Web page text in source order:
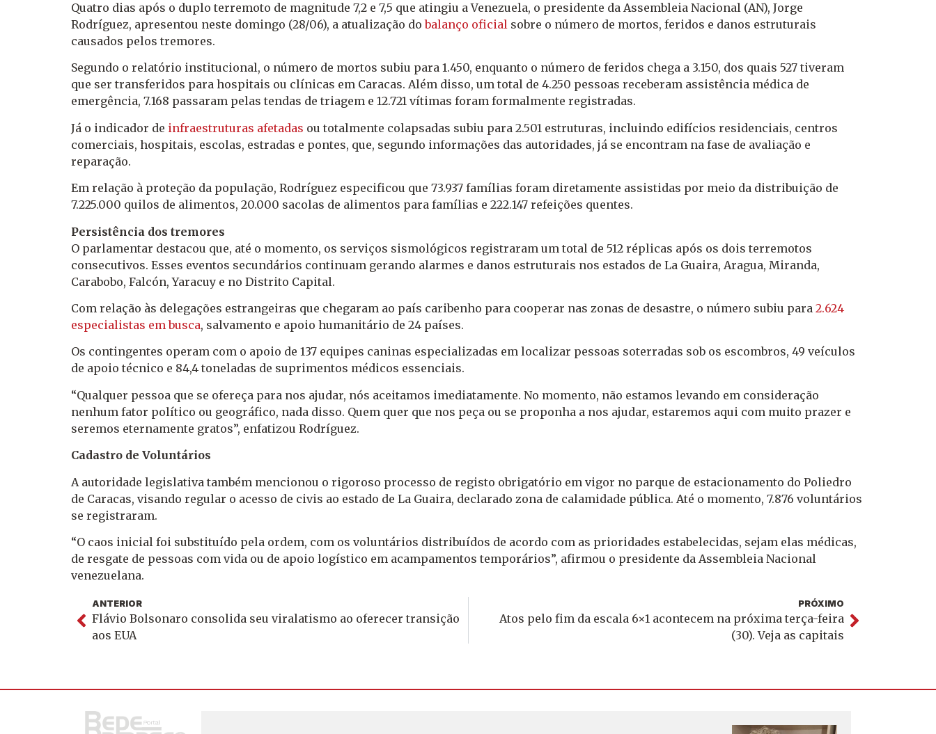
Quatro dias após o duplo terremoto de magnitude 7,2 e 7,5 que atingiu a Venezuela, o presidente da Assembleia Nacional (AN), Jorge
Rodríguez, apresentou neste domingo (28/06), a atualização dobalanço oficial sobre o número de mortos, feridos e danos estruturais
causados ​​pelos tremores.
Segundo o relatório institucional, o número de mortos subiu para 1.450, enquanto o número de feridos chega a 3.150, dos quais 527 tiveram
que ser transferidos para hospitais ou clínicas em Caracas. Além disso, um total de 4.250 pessoas receberam assistência médica de
emergência, 7.168 passaram pelas tendas de triagem e 12.721 vítimas foram formalmente registradas.
Já o indicador de infraestruturas afetadas ou totalmente colapsadas subiu para 2.501 estruturas, incluindo edifícios residenciais, centros
comerciais, hospitais, escolas, estradas e pontes, que, segundo informações das autoridades, já se encontram na fase de avaliação e
reparação.
Em relação à proteção da população, Rodríguez especificou que 73.937 famílias foram diretamente assistidas por meio da distribuição de
7.225.000 quilos de alimentos, 20.000 sacolas de alimentos para famílias e 222.147 refeições quentes.
Persistência dos tremores
O parlamentar destacou que, até o momento, os serviços sismológicos registraram um total de 512 réplicas após os dois terremotos
consecutivos. Esses eventos secundários continuam gerando alarmes e danos estruturais nos estados de La Guaira, Aragua, Miranda,
Carabobo, Falcón, Yaracuy e no Distrito Capital.
Com relação às delegações estrangeiras que chegaram ao país caribenho para cooperar nas zonas de desastre, o número subiu para 2.624
especialistas em busca, salvamento e apoio humanitário de 24 países.
Os contingentes operam com o apoio de 137 equipes caninas especializadas em localizar pessoas soterradas sob os escombros, 49 veículos
de apoio técnico e 84,4 toneladas de suprimentos médicos essenciais.
“Qualquer pessoa que se ofereça para nos ajudar, nós aceitamos imediatamente. No momento, não estamos levando em consideração
nenhum fator político ou geográfico, nada disso. Quem quer que nos peça ou se proponha a nos ajudar, estaremos aqui com muito prazer e
seremos eternamente gratos”, enfatizou Rodríguez.
Cadastro de Voluntários
A autoridade legislativa também mencionou o rigoroso processo de registo obrigatório em vigor no parque de estacionamento do Poliedro
de Caracas, visando regular o acesso de civis ao estado de La Guaira, declarado zona de calamidade pública. Até o momento, 7.876 voluntários
se registraram.
“O caos inicial foi substituído pela ordem, com os voluntários distribuídos de acordo com as prioridades estabelecidas, sejam elas médicas,
de resgate de pessoas com vida ou de apoio logístico em acampamentos temporários”, afirmou o presidente da Assembleia Nacional
venezuelana.
ANTERIOR
Flávio Bolsonaro consolida seu viralatismo ao oferecer transição
aos EUA
PRÓXIMO
Atos pelo fim da escala 6×1 acontecem na próxima terça-feira
(30). Veja as capitais